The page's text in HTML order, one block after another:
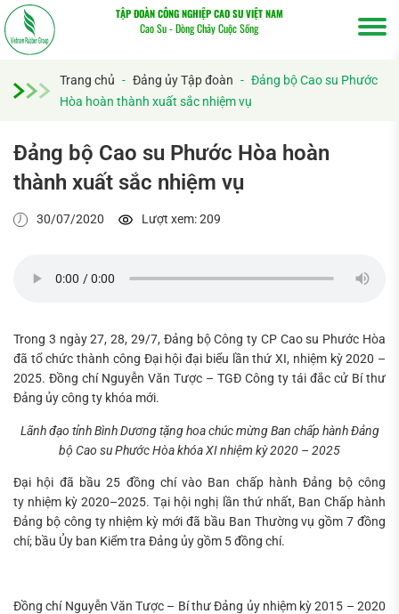
TẬP ĐOÀN CÔNG NGHIỆP CAO SU VIỆT NAM
Cao Su - Dòng Chảy Cuộc Sống
Trang chủ - Đảng ủy Tập đoàn - Đảng bộ Cao su Phước
Hòa hoàn thành xuất sắc nhiệm vụ
Đảng bộ Cao su Phước Hòa hoàn
thành xuất sắc nhiệm vụ
30/07/2020 Lượt xem: 209
Trong 3 ngày 27, 28, 29/7, Đảng bộ Công ty CP Cao su Phước Hòa
đã tổ chức thành công Đại hội đại biểu lần thứ XI, nhiệm kỳ 2020 –
2025. Đồng chí Nguyễn Văn Tược – TGĐ Công ty tái đắc cử Bí thư
Đảng ủy công ty khóa mới.
Lãnh đạo tỉnh Bình Dương tặng hoa chúc mừng Ban chấp hành Đảng
bộ Cao su Phước Hòa khóa XI nhiệm kỳ 2020 – 2025
Đại hội đã bầu 25 đồng chí vào Ban chấp hành Đảng bộ công
ty nhiệm kỳ 2020–2025. Tại hội nghị lần thứ nhất, Ban Chấp hành
Đảng bộ công ty nhiệm kỳ mới đã bầu Ban Thường vụ gồm 7 đồng
chí; bầu Ủy ban Kiểm tra Đảng ủy gồm 5 đồng chí.
Đồng chí Nguyễn Văn Tược – Bí thư Đảng ủy nhiệm kỳ 2015 – 2020
Tìm
kiếm...